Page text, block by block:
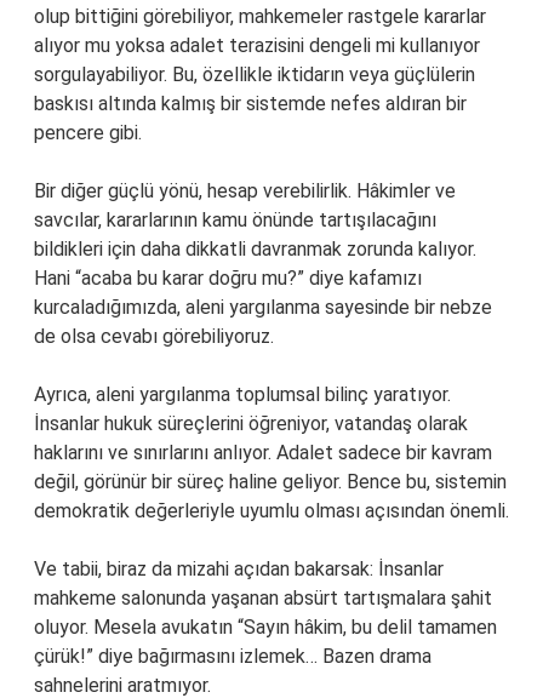
olup bittiğini görebiliyor, mahkemeler rastgele kararlar
alıyor mu yoksa adalet terazisini dengeli mi kullanıyor
sorgulayabiliyor. Bu, özellikle iktidarın veya güçlülerin
baskısı altında kalmış bir sistemde nefes aldıran bir
pencere gibi.
Bir diğer güçlü yönü, hesap verebilirlik. Hâkimler ve
savcılar, kararlarının kamu önünde tartışılacağını
bildikleri için daha dikkatli davranmak zorunda kalıyor.
Hani “acaba bu karar doğru mu?” diye kafamızı
kurcaladığımızda, aleni yargılanma sayesinde bir nebze
de olsa cevabı görebiliyoruz.
Ayrıca, aleni yargılanma toplumsal bilinç yaratıyor.
İnsanlar hukuk süreçlerini öğreniyor, vatandaş olarak
haklarını ve sınırlarını anlıyor. Adalet sadece bir kavram
değil, görünür bir süreç haline geliyor. Bence bu, sistemin
demokratik değerleriyle uyumlu olması açısından önemli.
Ve tabii, biraz da mizahi açıdan bakarsak: İnsanlar
mahkeme salonunda yaşanan absürt tartışmalara şahit
oluyor. Mesela avukatın “Sayın hâkim, bu delil tamamen
çürük!” diye bağırmasını izlemek… Bazen drama
sahnelerini aratmıyor.